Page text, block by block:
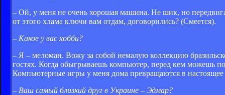
– Ой, у меня не очень хорошая машина. Не шик, но
от этого хлама ключи вам отдам, договорились? (Смеется).
– Какое у вас хобби?
– Я – меломан. Вожу за собой немалую коллекцию
гостях. Когда обыгрываешь компьютер, перед кем можешь
Компьютерные игры у меня дома превращаются в
– Ваш самый близкий друг в Украине – Эдмар?